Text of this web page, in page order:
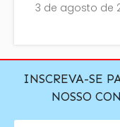
3 de agosto de
INSCREVA-SE
NOSSO